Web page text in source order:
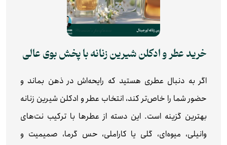
خرید عطر و ادکلن شیرین زنانه با پخش بوی عالی
اگر به دنبال عطری هستید که رایحه‌اش در ذهن بماند و
حضور شما را خاص‌تر کند، انتخاب عطر و ادکلن شیرین زنانه
بهترین گزینه است. این دسته از عطرها با ترکیب نت‌های
وانیلی، میوه‌ای، گلی یا کاراملی، حس گرما، صمیمیت و